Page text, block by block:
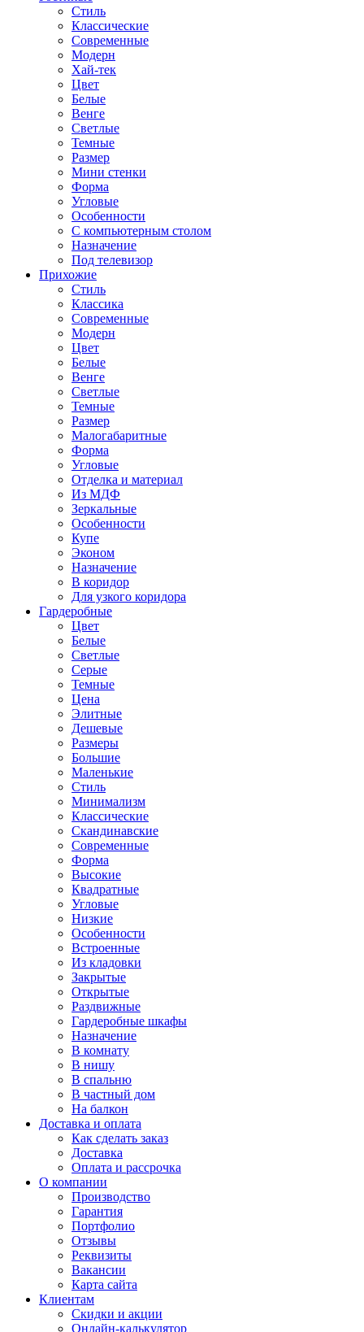
Стиль
Классические
Современные
Модерн
Хай-тек
Цвет
Белые
Венге
Светлые
Темные
Размер
Мини стенки
Форма
Угловые
Особенности
С компьютерным столом
Назначение
Под телевизор
Прихожие
Стиль
Классика
Современные
Модерн
Цвет
Белые
Венге
Светлые
Темные
Размер
Малогабаритные
Форма
Угловые
Отделка и материал
Из МДФ
Зеркальные
Особенности
Купе
Эконом
Назначение
В коридор
Для узкого коридора
Гардеробные
Цвет
Белые
Светлые
Серые
Темные
Цена
Элитные
Дешевые
Размеры
Большие
Маленькие
Стиль
Минимализм
Классические
Скандинавские
Современные
Форма
Высокие
Квадратные
Угловые
Низкие
Особенности
Встроенные
Из кладовки
Закрытые
Открытые
Раздвижные
Гардеробные шкафы
Назначение
В комнату
В нишу
В спальню
В частный дом
На балкон
Доставка и оплата
Как сделать заказ
Доставка
Оплата и рассрочка
О компании
Производство
Гарантия
Портфолио
Отзывы
Реквизиты
Вакансии
Карта сайта
Клиентам
Скидки и акции
Онлайн-калькулятор